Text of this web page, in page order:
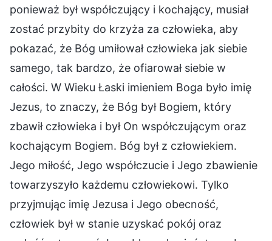
ponieważ był współczujący i kochający, musiał
zostać przybity do krzyża za człowieka, aby
pokazać, że Bóg umiłował człowieka jak siebie
samego, tak bardzo, że ofiarował siebie w
całości. W Wieku Łaski imieniem Boga było imię
Jezus, to znaczy, że Bóg był Bogiem, który
zbawił człowieka i był On współczującym oraz
kochającym Bogiem. Bóg był z człowiekiem.
Jego miłość, Jego współczucie i Jego zbawienie
towarzyszyło każdemu człowiekowi. Tylko
przyjmując imię Jezusa i Jego obecność,
człowiek był w stanie uzyskać pokój oraz